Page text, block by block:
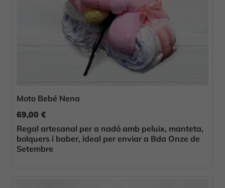
Moto Bebé Nena
69,00 €
Regal artesanal per a nadó amb peluix, manteta,
bolquers i baber, ideal per enviar a Bda Onze de
Setembre